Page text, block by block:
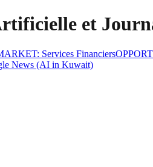
et
: Services Financiers
News (AI in Kuwait)